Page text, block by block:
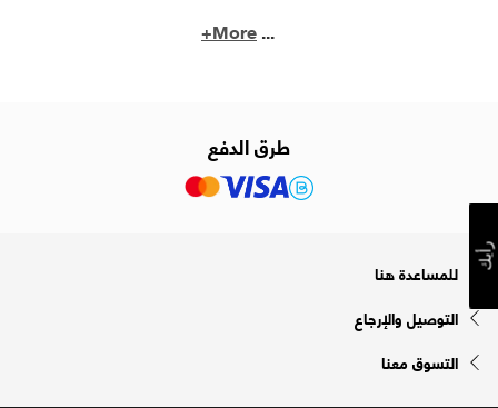
...
More+
طرق الدفع
للمساعدة هنا
التوصيل والإرجاع
التسوق معنا
رأيك